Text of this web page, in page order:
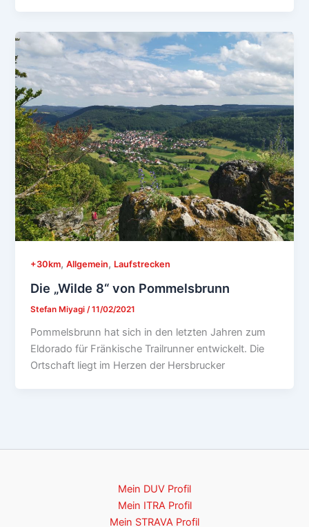
+30km,Allgemein, Laufstrecken
Die „Wilde 8“ von Pommelsbrunn
Stefan Miyagi/11/02/2021
Pommelsbrunn hat sich in den letzten Jahren zum
Eldorado für Fränkische Trailrunner entwickelt. Die
Ortschaft liegt im Herzen der Hersbrucker
Mein DUV Profil
Mein ITRA Profil
Mein STRAVA Profil